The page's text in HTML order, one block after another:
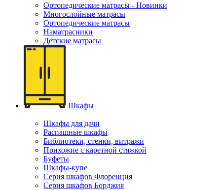
Ортопедические матрасы - Новинки
Многослойные матрасы
Ортопедические матрасы
Наматрасники
Детские матрасы
Шкафы
Шкафы для дачи
Распашные шкафы
Библиотеки, стенки, витражи
Прихожие с каретной стяжкой
Буфеты
Шкафы-купе
Серия шкафов Флоренция
Серия шкафов Борджия